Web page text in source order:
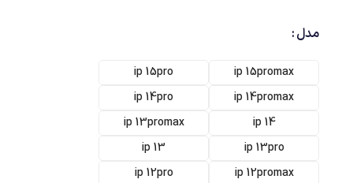
مدل
ip 15promax
ip 15pro
ip 14promax
ip 14pro
ip 14
ip 13promax
ip 13pro
ip 13
ip 12promax
ip 12pro